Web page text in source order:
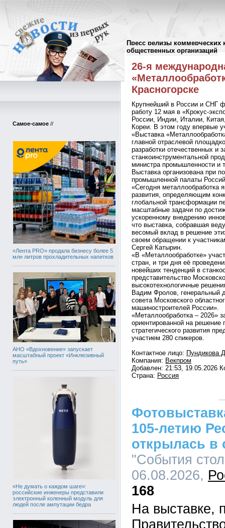
Пресс релизы коммерческих
общественных организаций
Самое-самое //
«Лента PRO» продала бизнесу более 5
млн литров прохладительных напитков
АНО «Вдохновение» запускает
масштабный проект «Инклюзивный
путь»
«Не думать о каждом шаге»:
российские инженеры представили
электронный коленный модуль для
людей после ампутации бедра
Пресс-релизы//
26-я
Красногорске
Крупнейший в России и СНГ
работу 12 мая в «Крокус-
России, Индии, Италии,
Кореи. В этом году впервые
«Выставка
главной отраслевой
разработки отечественных и
станкоинструментальной
министра промышленности и
Выставка организована при
промышленной палаты
«Сегодня металлообработка
развития, определяющим
глобальной трансформации
масштабные задачи по
ускоренному внедрению
что выставка, собравшая
весомый вклад в решение
своем обращении к
Сергей Катырин.
«В «Металлообработке»
стран, и три дня её
новейших тенденций в
представительство
высокотехнологичные
Вадим Фролов, генеральный
совета Московского
машиностроителей России».
«Металлообработка – 2026»
ориентированной на
стратегического развития
участием 280 спикеров.
Контактное лицо: Пундикова
Компания: Векпром
Добавлен: 21:53, 19.05.2026
Страна: Россия
105-летию
открылась в
"События
06.08.2026,
168
На выставке,